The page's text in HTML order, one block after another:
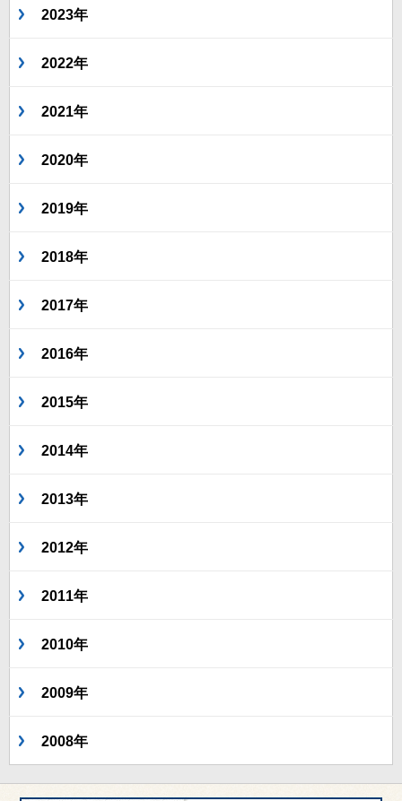
2023年
2022年
2021年
2020年
2019年
2018年
2017年
2016年
2015年
2014年
2013年
2012年
2011年
2010年
2009年
2008年